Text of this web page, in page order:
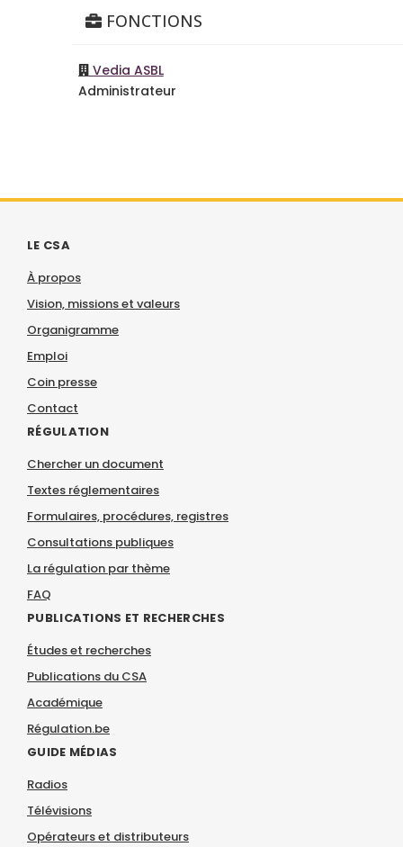
FONCTIONS
Vedia ASBL
Administrateur
LE CSA
À propos
Vision, missions et valeurs
Organigramme
Emploi
Coin presse
Contact
RÉGULATION
Chercher un document
Textes réglementaires
Formulaires, procédures, registres
Consultations publiques
La régulation par thème
FAQ
PUBLICATIONS ET RECHERCHES
Études et recherches
Publications du CSA
Académique
Régulation.be
GUIDE MÉDIAS
Radios
Télévisions
Opérateurs et distributeurs